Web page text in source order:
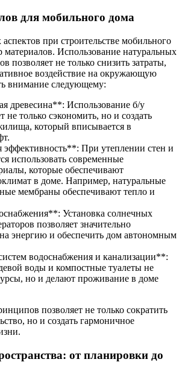
для мобильного дома
при строительстве мобильного
материалов. Использование натуральных
позволяет не только снизить затраты,
воздействие на окружающую
внимание следующему:
древесина**: Использование б/у
не только сэкономить, но и создать
который вписывается в
эффективность**: При утеплении стен и
использовать современные
которые обеспечивают
в доме. Например, натуральные
мембраны обеспечивают тепло и
Установка солнечных
позволяет значительно
энергию и обеспечить дом автономным
водоснабжения и канализации**:
воды и компостные туалеты не
но и делают проживание в доме
позволяет не только сократить
но и создать гармоничное
от планировки до